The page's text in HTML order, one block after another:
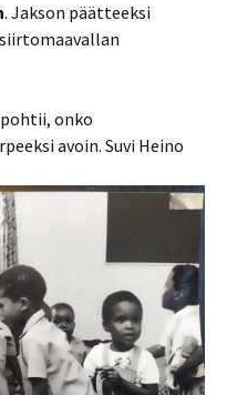
. Jakson päätteeksi
onko
avoin. Suvi Heino